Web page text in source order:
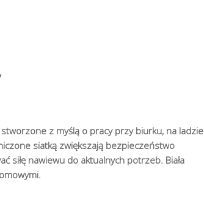
z myślą o pracy przy biurku, na ladzie
siatką zwiększają bezpieczeństwo
siłę nawiewu do aktualnych potrzeb. Biała